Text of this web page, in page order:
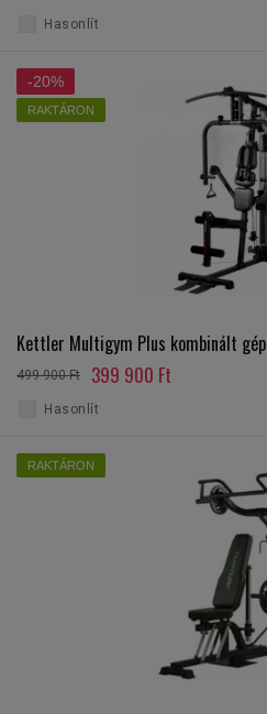
Hasonlít
-20%
RAKTÁRON
Kettler Multigym Plus kombinált gép
499 900 Ft 399 900 Ft
Hasonlít
RAKTÁRON